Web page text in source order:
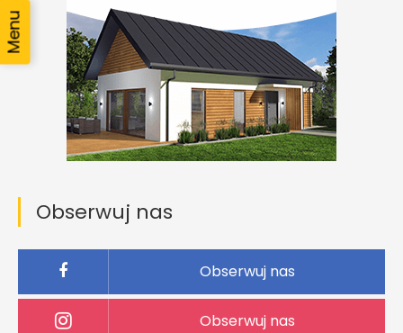
Obserwuj nas
Obserwuj nas
Obserwuj nas